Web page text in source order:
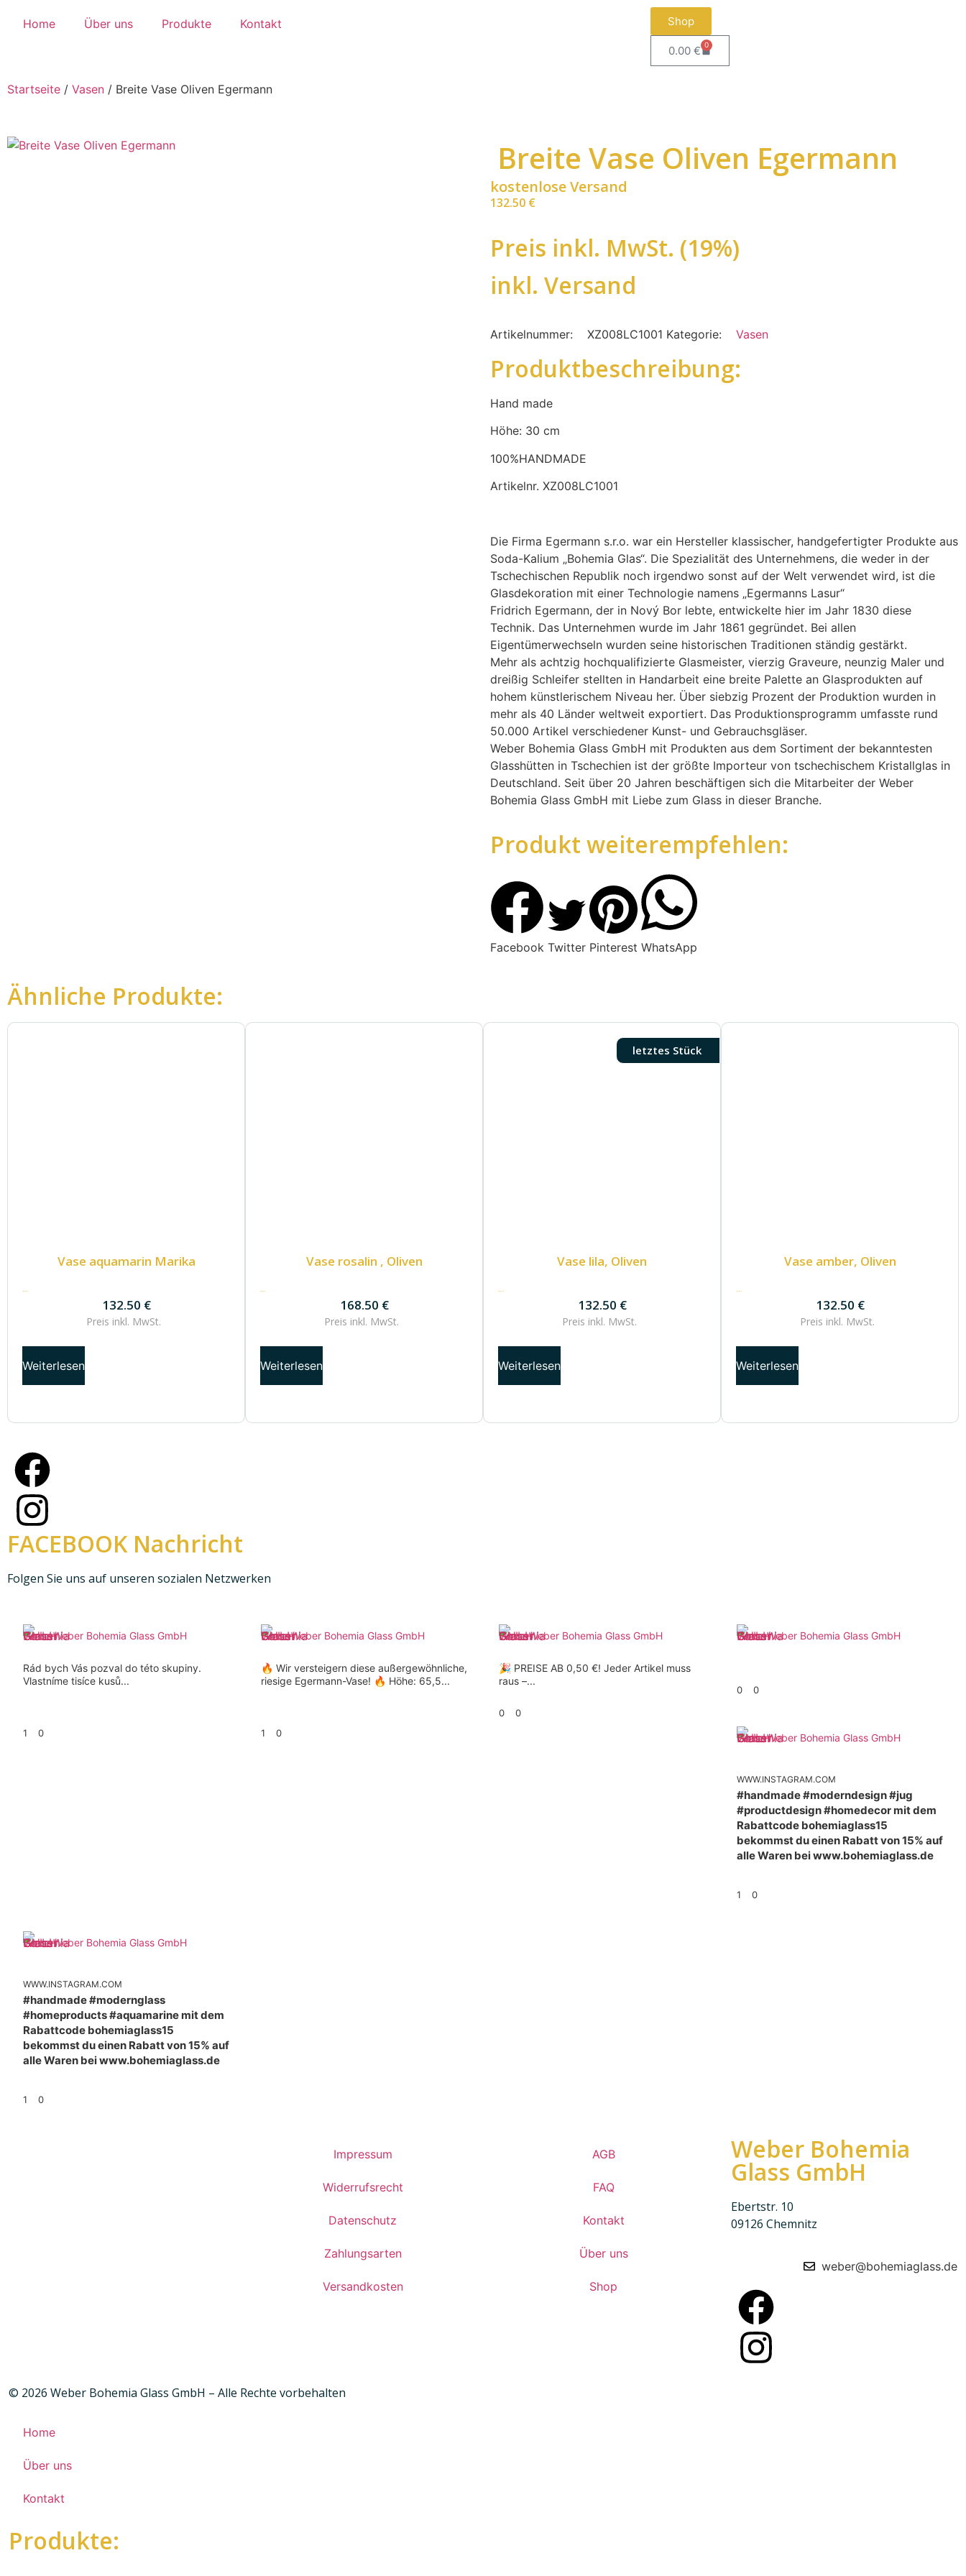
Home Über uns Produkte Kontakt Shop
0.00€ 0
Startseite / Vasen / Breite Vase Oliven Egermann
Breite Vase Oliven Egermann
kostenlose Versand
132.50 €
Preis inkl. MwSt. (19%)
inkl. Versand
Artikelnummer: XZ008LC1001 Kategorie: Vasen
Produktbeschreibung:
Hand made
Höhe: 30 cm
100%HANDMADE
Artikelnr. XZ008LC1001
Die Firma Egermann s.r.o. war ein Hersteller klassischer, handgefertigter Produkte aus
Soda-Kalium „Bohemia Glas“. Die Spezialität des Unternehmens, die weder in der
Tschechischen Republik noch irgendwo sonst auf der Welt verwendet wird, ist die
Glasdekoration mit einer Technologie namens „Egermanns Lasur“
Fridrich Egermann, der in Nový Bor lebte, entwickelte hier im Jahr 1830 diese
Technik. Das Unternehmen wurde im Jahr 1861 gegründet. Bei allen
Eigentümerwechseln wurden seine historischen Traditionen ständig gestärkt.
Mehr als achtzig hochqualifizierte Glasmeister, vierzig Graveure, neunzig Maler und
dreißig Schleifer stellten in Handarbeit eine breite Palette an Glasprodukten auf
hohem künstlerischem Niveau her. Über siebzig Prozent der Produktion wurden in
mehr als 40 Länder weltweit exportiert. Das Produktionsprogramm umfasste rund
50.000 Artikel verschiedener Kunst- und Gebrauchsgläser.
Weber Bohemia Glass GmbH mit Produkten aus dem Sortiment der bekanntesten
Glasshütten in Tschechien ist der größte Importeur von tschechischem Kristallglas in
Deutschland. Seit über 20 Jahren beschäftigen sich die Mitarbeiter der Weber
Bohemia Glass GmbH mit Liebe zum Glass in dieser Branche.
Produkt weiterempfehlen:
Facebook Twitter Pinterest WhatsApp
Ähnliche Produkte:
Vase aquamarin Marika
132.50 €
132.50 €
Preis inkl. MwSt.
Weiterlesen
Vase rosalin , Oliven
168.50 €
168.50 €
Preis inkl. MwSt.
Weiterlesen
letztes Stück
Vase lila, Oliven
132.50 €
132.50 €
Preis inkl. MwSt.
Weiterlesen
Vase amber, Oliven
132.50 €
132.50 €
Preis inkl. MwSt.
Weiterlesen
FACEBOOK Nachricht
Folgen Sie uns auf unseren sozialen Netzwerken
Weber Bohemia Glass GmbH
Rád bych Vás pozval do této skupiny.
Vlastníme tisíce kusů...
1 0
Weber Bohemia Glass GmbH
🔥 Wir versteigern diese außergewöhnliche,
riesige Egermann-Vase! 🔥 Höhe: 65,5...
1 0
Weber Bohemia Glass GmbH
🎉 PREISE AB 0,50 €! Jeder Artikel muss
raus –...
0 0
Weber Bohemia Glass GmbH
0 0
Weber Bohemia Glass GmbH
WWW.INSTAGRAM.COM
#handmade #moderndesign #jug
#productdesign #homedecor mit dem
Rabattcode bohemiaglass15
bekommst du einen Rabatt von 15% auf
alle Waren bei www.bohemiaglass.de
1 0
Weber Bohemia Glass GmbH
WWW.INSTAGRAM.COM
#handmade #modernglass
#homeproducts #aquamarine mit dem
Rabattcode bohemiaglass15
bekommst du einen Rabatt von 15% auf
alle Waren bei www.bohemiaglass.de
1 0
Impressum
Widerrufsrecht
Datenschutz
Zahlungsarten
Versandkosten
AGB
FAQ
Kontakt
Über uns
Shop
Weber Bohemia
Glass GmbH
Ebertstr. 10
09126 Chemnitz
weber@bohemiaglass.de
© 2026 Weber Bohemia Glass GmbH – Alle Rechte vorbehalten
Home
Über uns
Kontakt
Produkte: